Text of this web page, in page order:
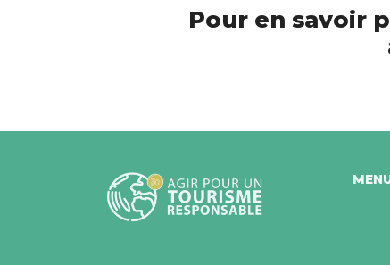
Pour en savoir